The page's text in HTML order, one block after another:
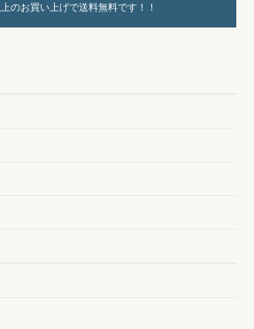
のお買い上げで送料無料です！！